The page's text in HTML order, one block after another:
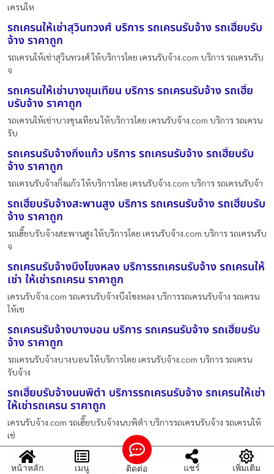
เครนให
รถเครนให้เช่าสุวินทวงศ์ บริการ รถเครนรับจ้าง รถเฮี๊ยบรับ
จ้าง ราคาถูก
รถเครนให้เช่าสุวินทวงศ์ ให้บริการโดย เครนรับจ้าง.com บริการ รถเครนรับ
จ
รถเครนให้เช่าบางขุนเทียน บริการ รถเครนรับจ้าง รถเฮี๊ย
บรับจ้าง ราคาถูก
รถเครนให้เช่าบางขุนเทียน ให้บริการโดย เครนรับจ้าง.com บริการ รถเครน
รับ
รถเครนรับจ้างกิ่งแก้ว บริการ รถเครนรับจ้าง รถเฮี๊ยบรับ
จ้าง ราคาถูก
รถเครนรับจ้างกิ่งแก้ว ให้บริการโดย เครนรับจ้าง.com บริการ รถเครนรับจ้า
รถเฮี๊ยบรับจ้างสะพานสูง บริการ รถเครนรับจ้าง รถเฮี๊ยบรับ
จ้าง ราคาถูก
รถเฮี๊ยบรับจ้างสะพานสูง ให้บริการโดย เครนรับจ้าง.com บริการ รถเครนรับ
จ
รถเครนรับจ้างบึงโขงหลง บริการรถเครนรับจ้าง รถเครนให้
เช่า ให้เช่ารถเครน ราคาถูก
เครนรับจ้าง.com รถเครนรับจ้างบึงโขงหลง บริการรถเครนรับจ้าง รถเครน
ให้เช
รถเครนรับจ้างบางบอน บริการ รถเครนรับจ้าง รถเฮี๊ยบรับ
จ้าง ราคาถูก
รถเครนรับจ้างบางบอน ให้บริการโดย เครนรับจ้าง.com บริการ รถเครน
รับจ้าง
รถเฮี๊ยบรับจ้างนบพิตำ บริการรถเครนรับจ้าง รถเครนให้เช่า
ให้เช่ารถเครน ราคาถูก
เครนรับจ้าง.com รถเฮี๊ยบรับจ้างนบพิตำ บริการรถเครนรับจ้าง รถเครนให้
เช่
รถเฮี๊ยบรับจ้างเชียงแสน บริการรถเครนรับจ้าง รถเครนให้
เช่า ให้เช่ารถเครน ราคาถูก
หน้าหลัก เมนู ติดต่อ แชร์ เพิ่มเติม